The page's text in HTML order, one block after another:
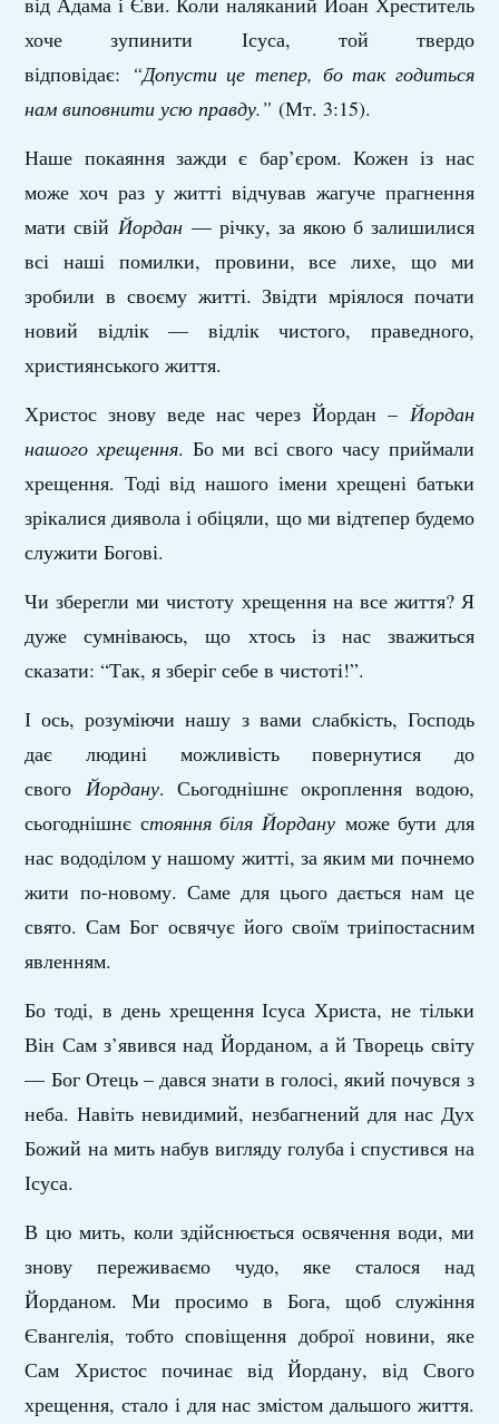
хоче зупинити Ісуса, той твердо
відповідає: “Допусти це тепер, бо так годиться
нам виповнити усю правду.”(Мт. 3:15).
Наше покаяння зажди є бар’єром. Кожен із нас
може хоч раз у житті відчував жагуче прагнення
мати свійЙордан — річку, за якою б залишилися
всі наші помилки, провини, все лихе, що ми
зробили в своєму житті. Звідти мріялося почати
новий відлік — відлік чистого, праведного,
християнського життя.
Христос знову веде нас через Йордан – Йордан
нашого хрещення. Бо ми всі свого часу приймали
хрещення. Тоді від нашого імени хрещені батьки
зрікалися диявола і обіцяли, що ми відтепер будемо
служити Богові.
Чи зберегли ми чистоту хрещення на все життя? Я
дуже сумніваюсь, що хтось із нас зважиться
сказати: “Так, я зберіг себе в чистоті!”.
І ось, розуміючи нашу з вами слабкість, Господь
дає людині можливість повернутися до
свого Йордану. Сьогоднішнє окроплення водою,
сьогоднішнє стояння біля Йордану може бути для
нас вододілом у нашому житті, за яким ми почнемо
жити по-новому. Саме для цього дається нам це
свято. Сам Бог освячує його своїм триіпостасним
явленням.
Бо тоді, в день хрещення Ісуса Христа, не тільки
Він Сам з’явився над Йорданом, а й Творець світу
— Бог Отець – дався знати в голосі, який почувся з
неба. Навіть невидимий, незбагнений для нас Дух
Божий на мить набув вигляду голуба і спустився на
Ісуса.
В цю мить, коли здійснюється освячення води, ми
знову переживаємо чудо, яке сталося над
Йорданом. Ми просимо в Бога, щоб служіння
Євангелія, тобто сповіщення доброї новини, яке
Сам Христос починає від Йордану, від Свого
хрещення, стало і для нас змістом дальшого життя.